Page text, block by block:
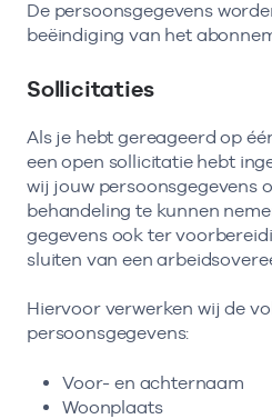
De persoonsgegevens
beëindiging van het
Sollicitaties
Als je hebt gereageerd op
een open sollicitatie hebt
wij jouw persoonsgegevens
behandeling te kunnen
gegevens ook ter
sluiten van een
Hiervoor verwerken wij de
persoonsgegevens:
Voor- en achternaam
Woonplaats